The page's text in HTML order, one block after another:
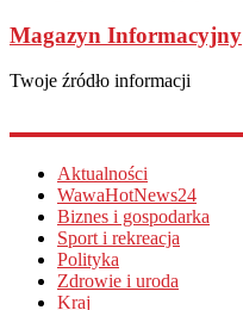
Magazyn Informacyjny
Twoje źródło informacji
Aktualności
WawaHotNews24
Biznes i gospodarka
Sport i rekreacja
Polityka
Zdrowie i uroda
Kraj